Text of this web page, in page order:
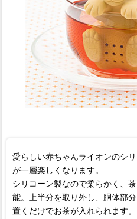
愛らしい赤ちゃんライオンのシ
が一層楽しくなります。
シリコーン製なので柔らかく、
能。上半分を取り外し、胴体部
置くだけでお茶が入れられます。